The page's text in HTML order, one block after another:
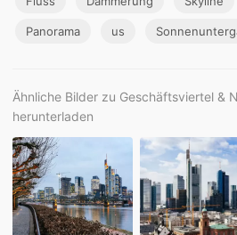
Panorama us
Ähnliche Bilder zu Geschäftsviertel &
herunterladen